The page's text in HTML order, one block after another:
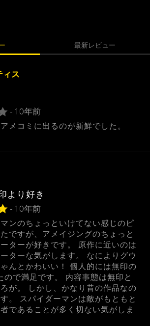
最新レビュー
ィス
- 10年前
メコミに出るのが新鮮でした。
より好き
- 10年前
ンのちょっといけてない感じのピ
ですが、アメイジングのちょっと
ターが好きです。 原作に近いのは
ターな気がします。 なによりグウ
んとかわいい！ 個人的には無印の
ので満足です。 内容事態は無印と
が。 しかし、かなり昔の作品なの
。 スパイダーマンは敵がもともと
であることが多く切ない気がしま